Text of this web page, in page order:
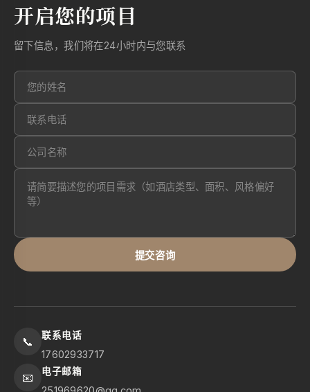
开启您的项目
留下信息，我们将在24小时内与您联系
提交咨询
📞 联系电话
17602933717
📧 电子邮箱